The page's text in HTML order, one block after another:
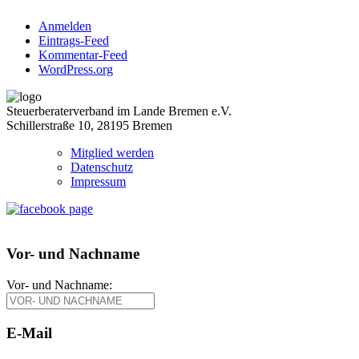
Anmelden
Eintrags-Feed
Kommentar-Feed
WordPress.org
Steuerberaterverband im Lande Bremen e.V.
Schillerstraße 10, 28195 Bremen
Mitglied werden
Datenschutz
Impressum
Vor- und Nachname
Vor- und Nachname:
E-Mail